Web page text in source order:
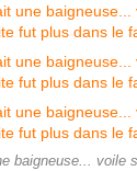
baigneuse... voile